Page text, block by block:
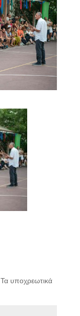
Τα υποχρεωτικά